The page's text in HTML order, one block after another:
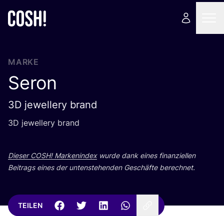
MARKE
Seron
3D jewellery brand
3D jewel­lery brand
Die­ser COSH! Mar­ken­in­dexwur­de dank eines finan­zi­el­len
Bei­trags eines der unten­ste­hen­den Geschäf­te berechnet.
TEILEN